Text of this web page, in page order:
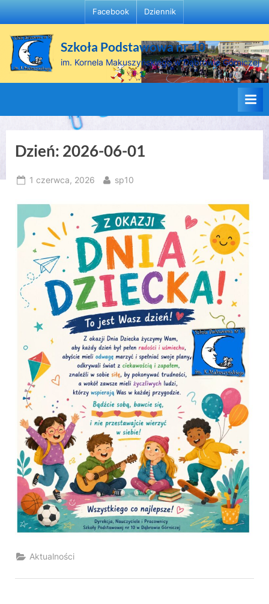
to
content
Facebook Dziennik
Szkoła Podstawowa nr 10
im. Kornela Makuszyńskiego w Dąbrowie Górniczej
Dzień: 2026-06-01
Posted
1 czerwca, 2026 By
sp10
Aktualności